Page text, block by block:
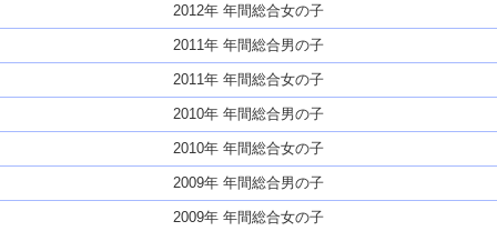
2012年 年間総合女の子
2011年 年間総合男の子
2011年 年間総合女の子
2010年 年間総合男の子
2010年 年間総合女の子
2009年 年間総合男の子
2009年 年間総合女の子